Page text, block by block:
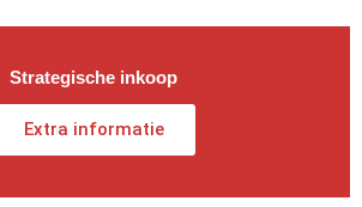
Strategische inkoop
Extra informatie